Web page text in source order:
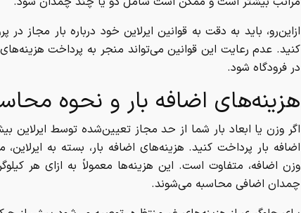
ازاین‌رو، باید به دقت به قوانین ایرلاین خود درباره بار مجاز در
کنید. عدم رعایت این قوانین می‌تواند منجر به پرداخت هزینه‌های
در فرودگاه شود.
هزینه‌های اضافه بار و نحوه
اگر وزن یا ابعاد بار شما از حد مجاز تعیین‌شده توسط ایرلاین
اضافه بار پرداخت کنید. هزینه‌های اضافه بار، بسته به
وزن اضافه، متفاوت است. این هزینه‌ها معمولاً به ازای هر
چمدان اضافی محاسبه می‌شوند.